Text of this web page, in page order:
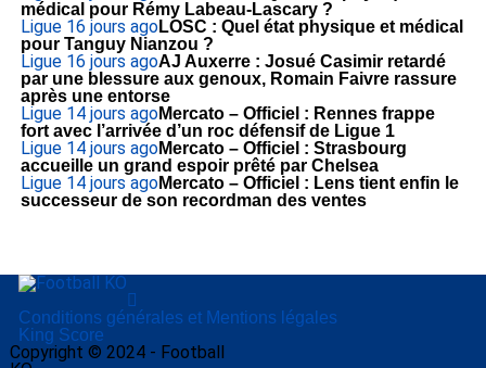
médical pour Rémy Labeau-Lascary ?
Ligue 16 jours agoLOSC : Quel état physique et médical
pour Tanguy Nianzou ?
Ligue 16 jours agoAJ Auxerre : Josué Casimir retardé
par une blessure aux genoux, Romain Faivre rassure
après une entorse
Ligue 14 jours agoMercato – Officiel : Rennes frappe
fort avec l’arrivée d’un roc défensif de Ligue 1
Ligue 14 jours agoMercato – Officiel : Strasbourg
accueille un grand espoir prêté par Chelsea
Ligue 14 jours agoMercato – Officiel : Lens tient enfin le
successeur de son recordman des ventes
Conditions générales et Mentions légales
King Score
Copyright © 2024 - Football